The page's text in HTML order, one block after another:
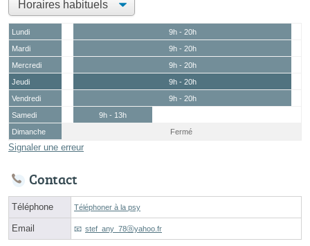
Lundi
9h - 20h
Mardi
9h - 20h
Mercredi
9h - 20h
Jeudi
9h - 20h
Vendredi
9h - 20h
Samedi
9h - 13h
Dimanche
Fermé
Signaler une erreur
Contact
Téléphone Téléphoner à la psy
Email stef_any_78ⓐyahoo.fr